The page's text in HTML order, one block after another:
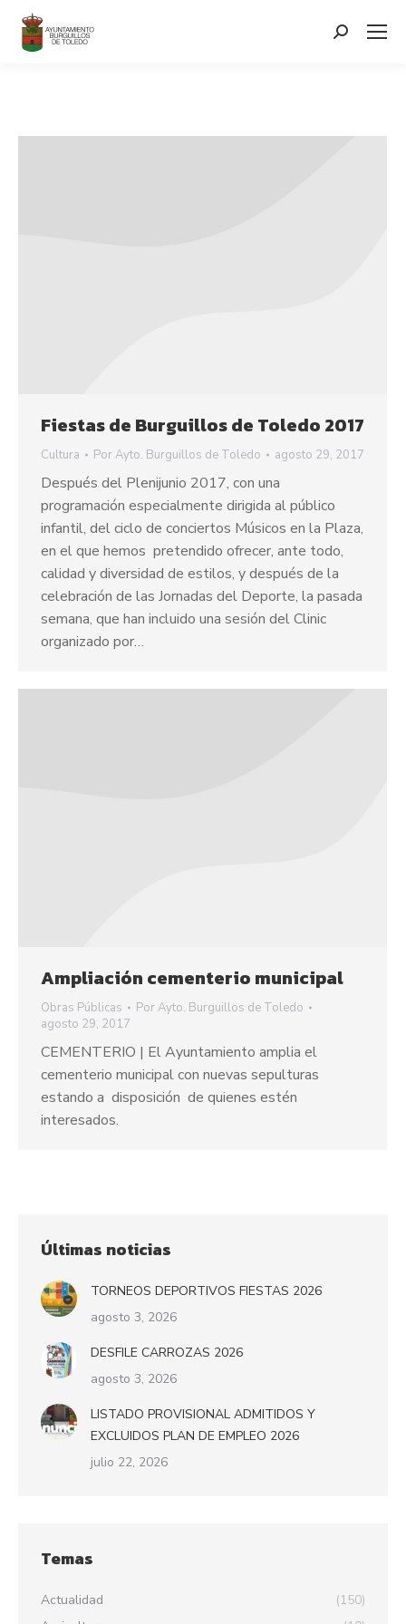
contenido
Search:
Fiestas de Burguillos de Toledo 2017
Cultura PorAyto. Burguillos de Toledo agosto 29, 2017
Después del Plenijunio 2017, con una
programación especialmente dirigida al público
infantil, del ciclo de conciertos Músicos en la Plaza,
en el que hemos pretendido ofrecer, ante todo,
calidad y diversidad de estilos, y después de la
celebración de las Jornadas del Deporte, la pasada
semana, que han incluido una sesión del Clinic
organizado por…
Ampliación cementerio municipal
Obras Públicas PorAyto. Burguillos de Toledo
agosto 29, 2017
CEMENTERIO | El Ayuntamiento amplia el
cementerio municipal con nuevas sepulturas
estando a disposición de quienes estén
interesados.
Últimas noticias
TORNEOS DEPORTIVOS FIESTAS 2026
agosto 3, 2026
DESFILE CARROZAS 2026
agosto 3, 2026
LISTADO PROVISIONAL ADMITIDOS Y
EXCLUIDOS PLAN DE EMPLEO 2026
julio 22, 2026
Temas
Actualidad
(150)